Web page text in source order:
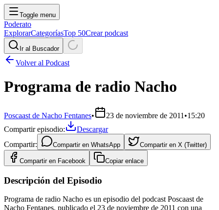
Toggle menu
Poderato
ExplorarCategoríasTop 50Crear podcast
Ir al Buscador
Volver al Podcast
Programa de radio Nacho
Poscaast de Nacho Fentanes• 23 de noviembre de 2011 •15:20
Compartir episodio:
Descargar
Compartir:
Compartir en WhatsApp Compartir en X (Twitter)
Compartir en Facebook Copiar enlace
Descripción del Episodio
Programa de radio Nacho es un episodio del podcast Poscaast de
Nacho Fentanes, publicado el 23 de noviembre de 2011 con una